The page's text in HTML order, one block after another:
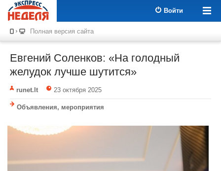
Войти
Полная версия сайта
Евгений Соленков: «На голодный
желудок лучше шутится»
runet.lt 23 октября 2025
Объявления, мероприятия